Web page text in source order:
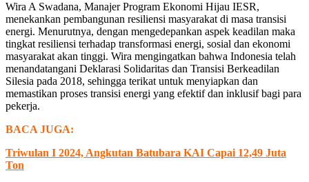
Wira A Swadana, Manajer Program Ekonomi Hijau IESR,
menekankan pembangunan resiliensi masyarakat di masa transisi
energi. Menurutnya, dengan mengedepankan aspek keadilan maka
tingkat resiliensi terhadap transformasi energi, sosial dan ekonomi
masyarakat akan tinggi. Wira mengingatkan bahwa Indonesia telah
menandatangani Deklarasi Solidaritas dan Transisi Berkeadilan
Silesia pada 2018, sehingga terikat untuk menyiapkan dan
memastikan proses transisi energi yang efektif dan inklusif bagi para
pekerja.
BACA JUGA:
Triwulan I 2024, Angkutan Batubara KAI Capai 12,49 Juta
Ton